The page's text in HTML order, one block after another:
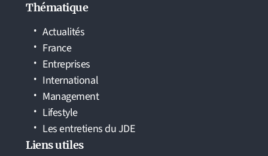
Thématique
Actualités
France
Entreprises
International
Management
Lifestyle
Les entretiens du JDE
Liens utiles